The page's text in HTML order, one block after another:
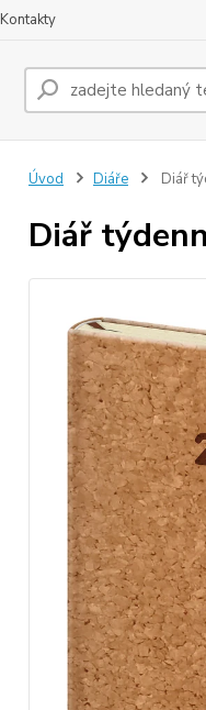
Kontakty
Úvod Diáře Diář
Diář